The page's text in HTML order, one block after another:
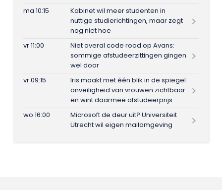
ma 10:15
Kabinet wil meer studenten in
nuttige studierichtingen, maar zegt
nog niet hoe
vr 11:00
Niet overal code rood op Avans:
sommige afstudeerzittingen gingen
wel door
vr 09:15
Iris maakt met één blik in de spiegel
onveiligheid van vrouwen zichtbaar
en wint daarmee afstudeerprijs
wo 16:00
Microsoft de deur uit? Universiteit
Utrecht wil eigen mailomgeving